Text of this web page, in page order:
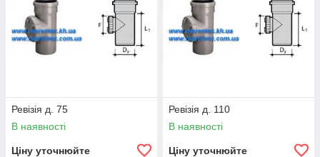
Ревізія д. 75
В наявності
Ціну уточнюйте
Ревізія д. 110
В наявності
Ціну уточнюйте